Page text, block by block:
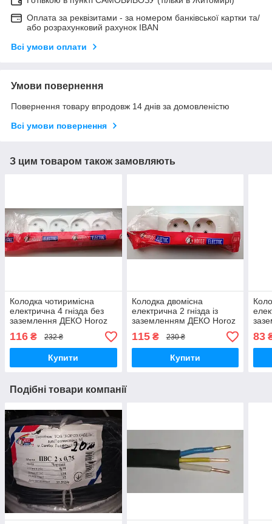
Оплата за реквізитами - за номером банківської картки та/
або розрахунковий рахунок IBAN
Всі умови оплати
Умови повернення
Повернення товару впродовж 14 днів за домовленістю
Всі умови повернення
З цим товаром також замовляють
Колодка чотиримісна
електрична 4 гнізда без
заземлення ДЕКО Horoz
Electric Туреччина корпус
білий пластик
116 ₴ 232 ₴
Купити
Колодка двомісна
електрична 2 гнізда із
заземленням ДЕКО Horoz
Electric Туреччина корпус
білий пластик
115₴ 230 ₴
Купити
83
Подібні товари компанії